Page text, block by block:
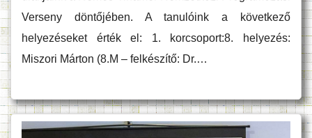
Verseny döntőjében. A tanulóink a következő
helyezéseket érték el: 1. korcsoport:8. helyezés:
Miszori Márton (8.M – felkészítő: Dr.…